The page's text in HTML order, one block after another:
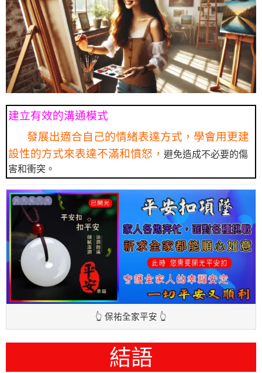
建立有效的溝通模式
發展出適合自己的情緒表達方式，學會用更建
設性的方式來表達不滿和憤怒， 避免造成不必要的傷
害和衝突。
👆 保祐全家平安 👆
結語